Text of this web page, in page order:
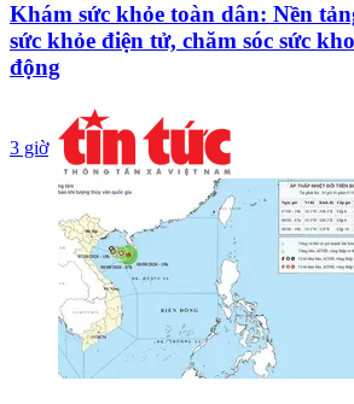
Khám sức khỏe toàn dân: Nền
sức khỏe điện tử, chăm sóc sức
động
3 giờ